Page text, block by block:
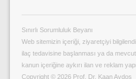
Sınırlı Sorumluluk Beyanı
Web sitemizin içeriği, ziyaretçiyi
ilaç tedavisine başlanması ya da
kanun içeriğine aykırı ilan ve reklam
Copyright © 2026 Prof. Dr. Kaan Aydos